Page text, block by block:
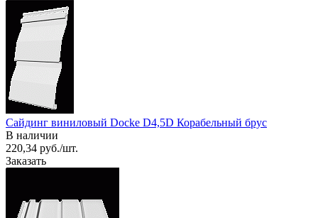
Сайдинг виниловый Docke D4,5D Корабельный брус
В наличии
220,34 руб./шт.
Заказать